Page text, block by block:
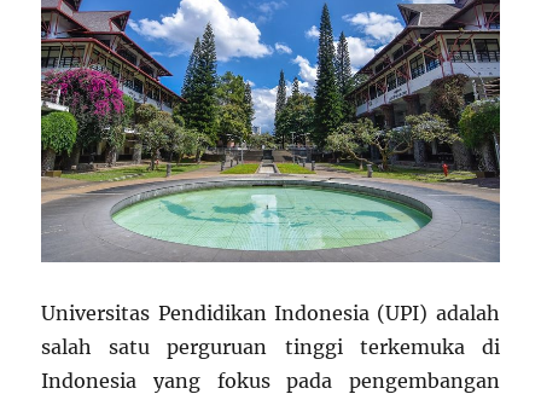
Universitas Pendidikan Indonesia (UPI) adalah
salah satu perguruan tinggi terkemuka di
Indonesia yang fokus pada pengembangan